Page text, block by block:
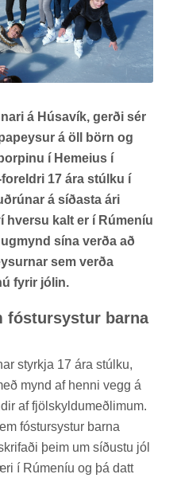
á Húsavík, gerði sér
á öll börn og
í Hemeius í
17 ára stúlku í
á síðasta ári
hversu kalt er í Rúmeníu
sína verða að
sem verða
fyrir jólin.
fóst­ur­syst­ur barna
styrkja 17 ára stúlku,
mynd af henni vegg á
af fjöl­skyldu­með­lim­um.
fóst­ur­syst­ur barna
þeim um síð­ustu jól
í Rúm­en­íu og þá datt